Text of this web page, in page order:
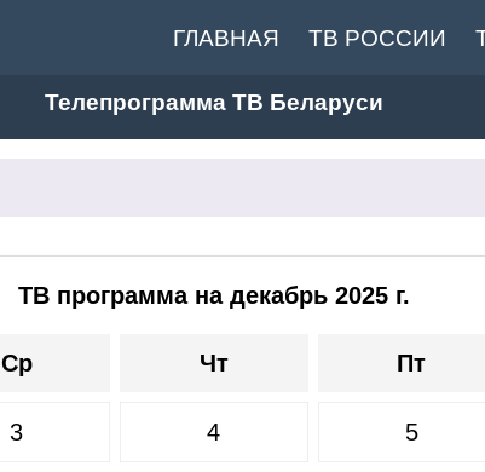
ГЛАВНАЯ ТВ РОССИИ
Телепрограмма ТВ Беларуси
ТВ программа на декабрь 2025 г.
Ср Чт Пт
3 4 5